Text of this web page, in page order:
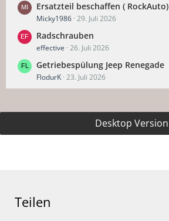
Ersatzteil beschaffen ( RockAuto)
Micky1986 29. Juli 2026
Radschrauben
effective 26. Juli 2026
Getriebespülung Jeep Renegade
FlodurK 23. Juli 2026
Desktop Version
Teilen